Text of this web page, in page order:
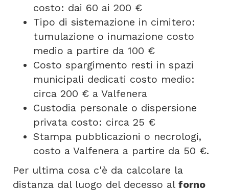
costo: dai 60 ai 200 €
Tipo di sistemazione in cimitero:
tumulazione o inumazione costo
medio a partire da 100 €
Costo spargimento resti in spazi
municipali dedicati costo medio:
circa 200 € a Valfenera
Custodia personale o dispersione
privata costo: circa 25 €
Stampa pubblicazioni o necrologi,
costo a Valfenera a partire da 50 €.
Per ultima cosa c'è da calcolare la
distanza dal luogo del decesso al forno